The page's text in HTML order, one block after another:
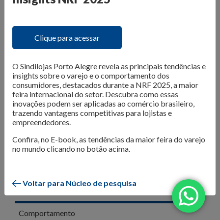
O Núcleo de Pesquisa do Sindilojas Porto Alegre realiza
varejo da Capital. Dados deintenção de compra,
resultado de vendas e comportamento do consumidor
são divulgados para que os lojistas possam organizar seus
negócios da melhor forma. Além disso, são produzidos
e-
books com tendências e análises do mercado
inspirar os negócios em sua atualização e transformação.
Confira as publicações!
Comportamento
Clique para acessar
O Sindilojas Porto Alegre revela as principais tendências e
insights sobre o varejo e o comportamento dos
consumidores, destacados durante a NRF 2025, a maior
feira internacional do setor. Descubra como essas
inovações podem ser aplicadas ao comércio brasileiro,
trazendo vantagens competitivas para lojistas e
empreendedores.
Confira, no E-book, as tendências da maior feira do varejo
no mundo clicando no botão acima.
Voltar para Núcleo de pesquisa